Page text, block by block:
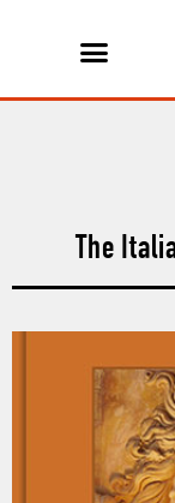
The